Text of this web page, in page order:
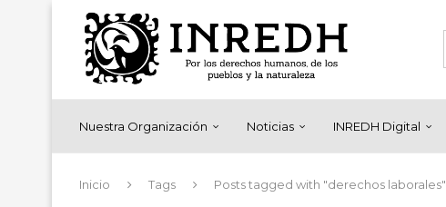
Nuestra Organización Noticias INREDH Digital
Inicio Tags Posts tagged with "derechos laborales"